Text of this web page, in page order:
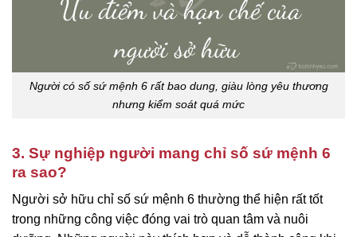
Người có số sứ mệnh 6 rất bao dung, giàu lòng yêu thương
nhưng kiểm soát quá mức
3. Sự nghiệp người mang chỉ số sứ mệnh 6
ra sao?
Người sở hữu chỉ số sứ mệnh 6 thường thể hiện rất tốt
trong những công việc đóng vai trò quan tâm và nuôi